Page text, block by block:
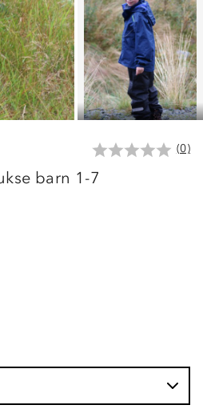
OUTLET
(0)
barn 1-7